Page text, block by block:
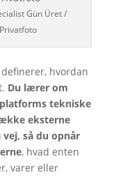
Gün Üret /
Privatfoto
hvordan
Du lærer om
tekniske
eksterne
så du opnår
, hvad enten
varer eller